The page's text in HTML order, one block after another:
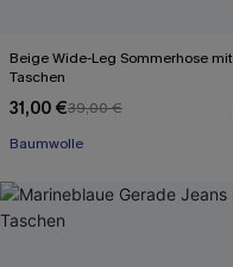
Beige Wide-Leg Sommerhose mit
Taschen
31,00 €39,00 €
Baumwolle